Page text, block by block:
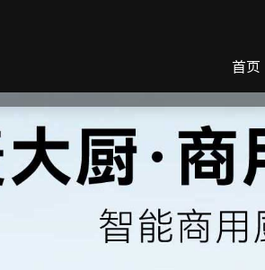
首页